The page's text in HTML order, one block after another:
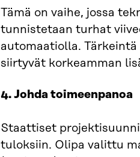
Tämä on vaihe, jossa
tunnistetaan turhat
automaatiolla.
siirtyvät korkeamman
4. Johda toimeenpanoa
Staattiset
tuloksiin. Olipa valittu